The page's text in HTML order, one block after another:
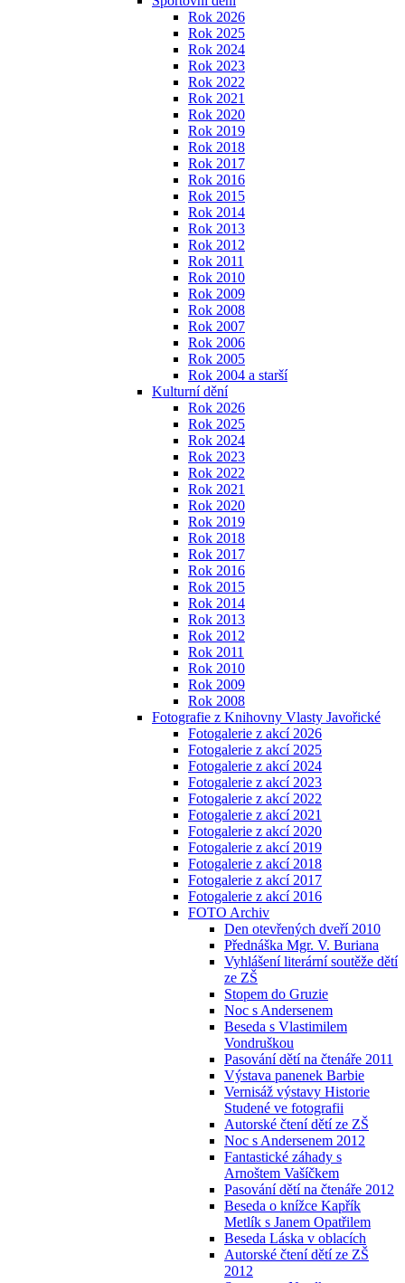
Rok 2026
Rok 2025
Rok 2024
Rok 2023
Rok 2022
Rok 2021
Rok 2020
Rok 2019
Rok 2018
Rok 2017
Rok 2016
Rok 2015
Rok 2014
Rok 2013
Rok 2012
Rok 2011
Rok 2010
Rok 2009
Rok 2008
Rok 2007
Rok 2006
Rok 2005
Rok 2004 a starší
Kulturní dění
Rok 2026
Rok 2025
Rok 2024
Rok 2023
Rok 2022
Rok 2021
Rok 2020
Rok 2019
Rok 2018
Rok 2017
Rok 2016
Rok 2015
Rok 2014
Rok 2013
Rok 2012
Rok 2011
Rok 2010
Rok 2009
Rok 2008
Fotografie z Knihovny Vlasty Javořické
Fotogalerie z akcí 2026
Fotogalerie z akcí 2025
Fotogalerie z akcí 2024
Fotogalerie z akcí 2023
Fotogalerie z akcí 2022
Fotogalerie z akcí 2021
Fotogalerie z akcí 2020
Fotogalerie z akcí 2019
Fotogalerie z akcí 2018
Fotogalerie z akcí 2017
Fotogalerie z akcí 2016
FOTO Archiv
Den otevřených dveří 2010
Přednáška Mgr. V. Buriana
Vyhlášení literární soutěže dětí
ze ZŠ
Stopem do Gruzie
Noc s Andersenem
Beseda s Vlastimilem
Vondruškou
Pasování dětí na čtenáře 2011
Výstava panenek Barbie
Vernisáž výstavy Historie
Studené ve fotografii
Autorské čtení dětí ze ZŠ
Noc s Andersenem 2012
Fantastické záhady s
Arnoštem Vašíčkem
Pasování dětí na čtenáře 2012
Beseda o knížce Kapřík
Metlík s Janem Opatřilem
Beseda Láska v oblacích
Autorské čtení dětí ze ZŠ
2012